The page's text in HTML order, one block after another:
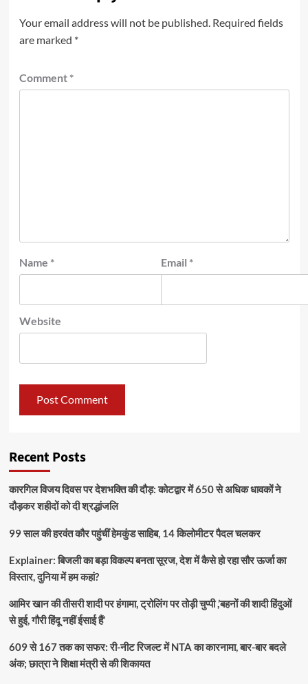
Your email address will not be published. Required fields
are marked *
Comment *
Name * Email *
Website
Recent Posts
कारगिल विजय दिवस पर देशभक्ति की दौड़: कोटद्वार में 650 से अधिक धावकों ने
दौड़कर शहीदों को दी श्रद्धांजलि
99 साल की हरवंत कौर पहुंचीं हेमकुंड साहिब, 14 किलोमीटर पैदल चलकर
Explainer: बिजली का बड़ा विकल्प बनता सूरज, देश में कैसे हो रहा सौर ऊर्जा का
विस्तार, दुनिया में हम कहां?
आमिर खान की तीसरी शादी पर हंगामा, ट्रोलिंग पर तोड़ी चुप्पी ,’बहनों की शादी हिंदुओं
से हुई, गौरी हिंदू नहीं ईसाई हैं’
609 से 167 तक का सफर: री-नीट रिजल्ट में NTA का कारनामा, बार-बार बदले
अंक; छात्रा ने शिक्षा मंत्री से की शिकायत